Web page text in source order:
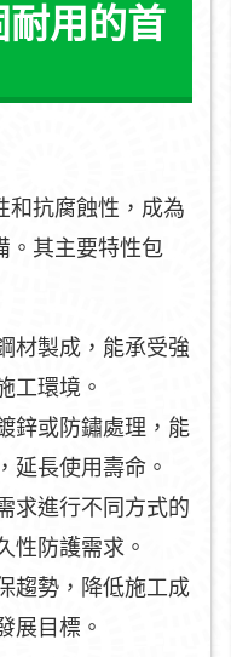
用的首
和抗腐蝕性，成為
。其主要特性包
材製成，能承受強
工環境。
鋅或防鏽處理，能
延長使用壽命。
求進行不同方式的
性防護需求。
趨勢，降低施工成
展目標。